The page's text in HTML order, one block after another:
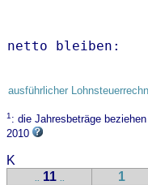
netto
ausführlicher
1: die Jahresbeträge
2010
K
.. 11 .. 1